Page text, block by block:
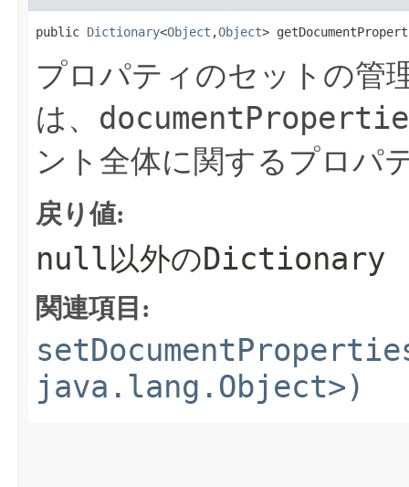
public Dictionary<Object ,Object>
プロパティのセットの管
は、
ント全体に関するプロパ
戻り値:
null以外のDictionary
関連項目:
java.lang.Object>)